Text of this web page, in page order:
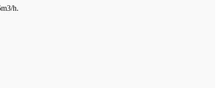
h.